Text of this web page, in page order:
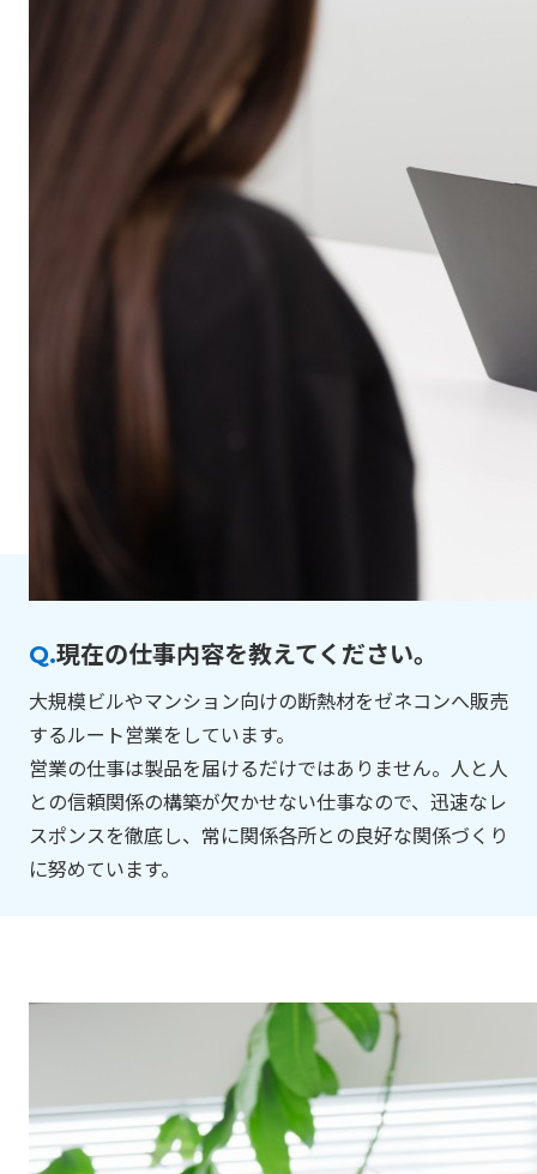
Q.現在の仕事内容を教えてください。
大規模ビルやマンション向けの断熱材をゼネコンへ販売
するルート営業をしています。
営業の仕事は製品を届けるだけではありません。人と人
との信頼関係の構築が欠かせない仕事なので、迅速なレ
スポンスを徹底し、常に関係各所との良好な関係づくり
に努めています。